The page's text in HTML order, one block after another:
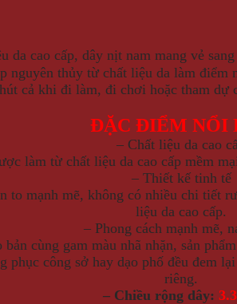
da cao cấp, dây nịt nam mang vẻ
nguyên thủy từ chất liệu da làm điểm
cả khi đi làm, đi chơi hoặc tham dự
ĐẶC ĐIỂM NỔI
– Chất liệu da cao
làm từ chất liệu da cao cấp mềm
– Thiết kế tinh tế
to mạnh mẽ, không có nhiều chi tiết
liệu da cao cấp.
– Phong cách mạnh mẽ,
cùng gam màu nhã nhặn, sản
phục công sở hay dạo phố đều đem
riêng.
– Chiều rộng dây: